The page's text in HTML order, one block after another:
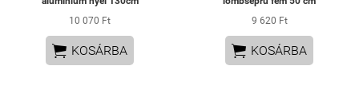
10 070 Ft
 KOSÁRBA
9 620 Ft
 KOSÁRBA